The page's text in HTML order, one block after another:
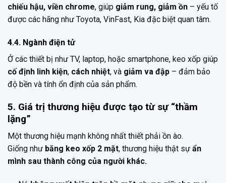
chiếu hậu, viền chrome, giúp giảm rung, giảm ồn – yếu tố
được các hãng như Toyota, VinFast, Kia đặc biệt quan tâm.
4.4. Ngành điện tử
Ở các thiết bị như TV, laptop, hoặc smartphone, keo xốp giúp
cố định linh kiện, cách nhiệt, và giảm va đập – đảm bảo
độ bền và tính ổn định của sản phẩm.
5. Giá trị thương hiệu được tạo từ sự “thầm
lặng”
Một thương hiệu mạnh không nhất thiết phải ồn ào.
Giống như băng keo xốp 2 mặt, thương hiệu thật sự ẩn
mình sau thành công của người khác.